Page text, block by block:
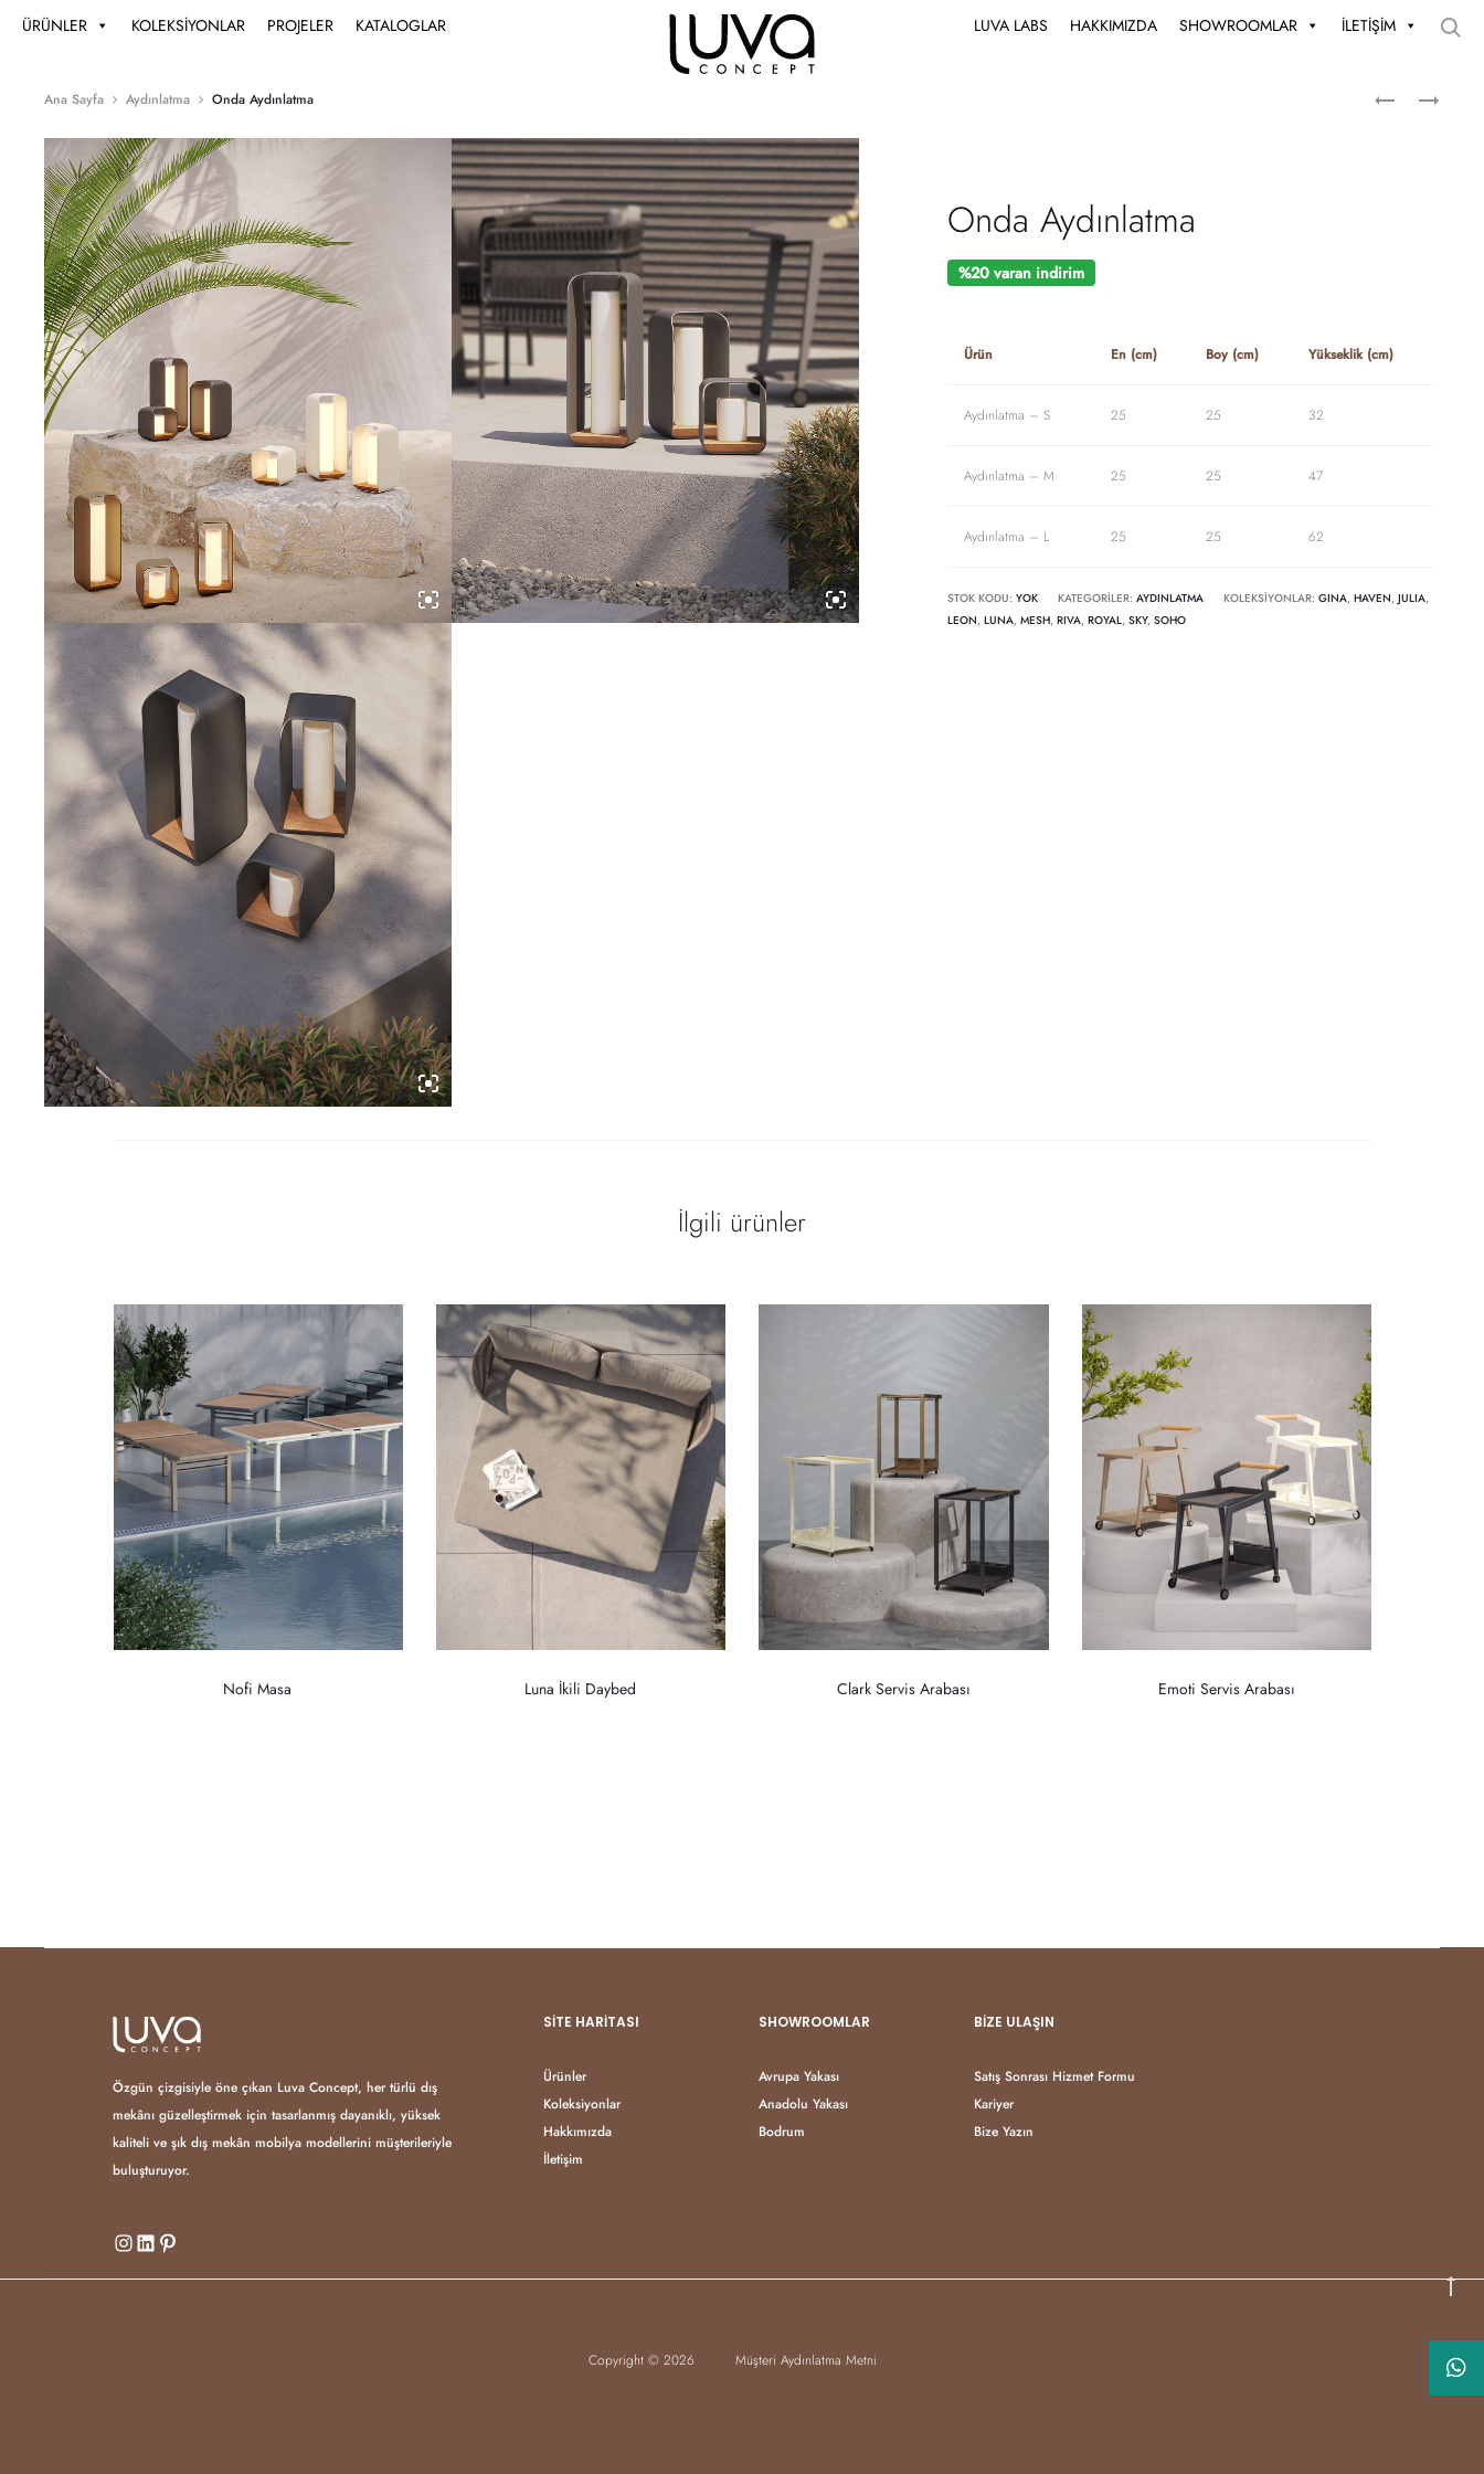
ÜRÜNLER KOLEKSİYONLAR PROJELER KATALOGLAR LUVA LABS HAKKIMIZDA SHOWROOMLAR İLETİŞİM
Ana Sayfa Aydınlatma Onda Aydınlatma
Onda Aydınlatma
%20 varan indirim
Ürün En (cm) Boy (cm) Yükseklik (cm)
Aydınlatma – S 25 25 32
Aydınlatma – M 25 25 47
Aydınlatma – L 25 25 62
STOK KODU:YOK KATEGORILER:AYDINLATMA KOLEKSIYONLAR:GINA,HAVEN,JULIA,
LEON,LUNA,MESH,RIVA,ROYAL,SKY,SOHO
İlgili ürünler
Nofi Masa Luna İkili Daybed Clark Servis Arabası Emoti Servis Arabası
Özgün çizgisiyle öne çıkan Luva Concept, her türlü dış
mekânı güzelleştirmek için tasarlanmış dayanıklı, yüksek
kaliteli ve şık dış mekân mobilya modellerini müşterileriyle
buluşturuyor.
SITE HARITASI
Ürünler
Koleksiyonlar
Hakkımızda
İletişim
SHOWROOMLAR
Avrupa Yakası
Anadolu Yakası
Bodrum
BIZE ULAŞIN
Satış Sonrası Hizmet Formu
Kariyer
Bize Yazın
Copyright © 2026 Müşteri Aydınlatma Metni